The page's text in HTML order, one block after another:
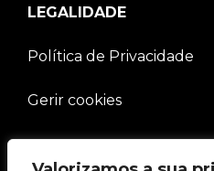
LEGALIDADE
Política de Privacidade
Gerir cookies
EMPRESA